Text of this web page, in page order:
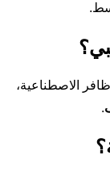
الاصطناعية،
.